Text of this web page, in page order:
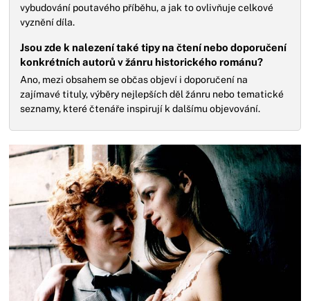
vybudování poutavého příběhu, a jak to ovlivňuje celkové
vyznění díla.
Jsou zde k nalezení také tipy na čtení nebo doporučení
konkrétních autorů v žánru historického románu?
Ano, mezi obsahem se občas objeví i doporučení na
zajímavé tituly, výběry nejlepších děl žánru nebo tematické
seznamy, které čtenáře inspirují k dalšímu objevování.